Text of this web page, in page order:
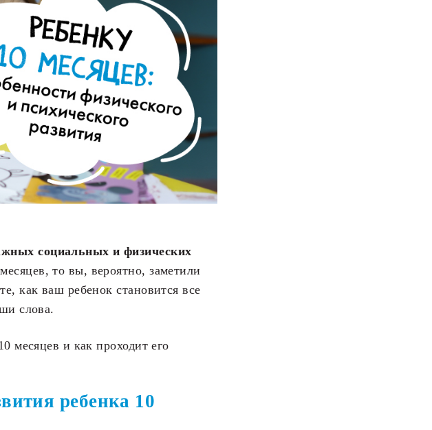
социальных и физических
то вы, вероятно, заметили
как ваш ребенок становится все
слова.
месяцев и как проходит его
ребенка 10